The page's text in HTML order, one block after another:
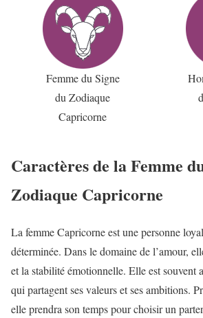
Femme du Signe
du Zodiaque
Capricorne
Caractères de la Femme
Zodiaque Capricorne
La femme Capricorne est une personne
déterminée. Dans le domaine de l’amour,
et la stabilité émotionnelle. Elle est souvent
qui partagent ses valeurs et ses ambitions.
elle prendra son temps pour choisir un